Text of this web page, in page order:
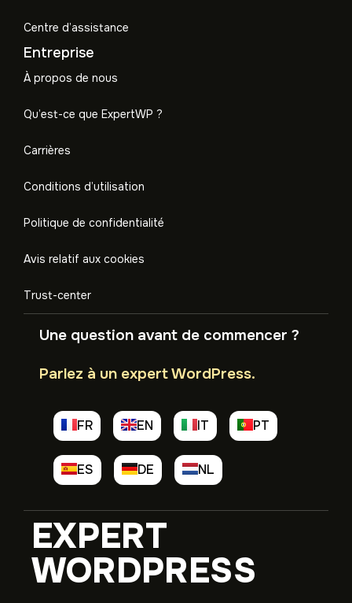
Centre d’assistance
Entreprise
À propos de nous
Qu’est-ce que ExpertWP ?
Carrières
Conditions d’utilisation
Politique de confidentialité
Avis relatif aux cookies
Trust-center
Une question avant de commencer ?
Parlez à un expert WordPress.
FR EN IT PT
ES DE NL
EXPERT
WORDPRESS